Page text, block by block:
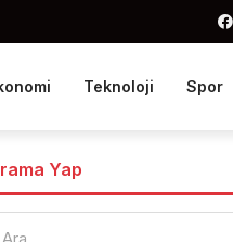
Teknoloji Spor
Yap